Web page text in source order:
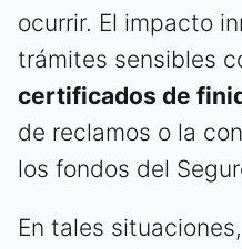
ocurrir. El impacto
trámites sensibles
certificados de
de reclamos o la
los fondos del
En tales